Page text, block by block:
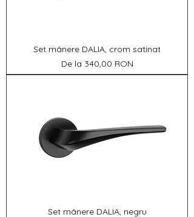
Set mânere DALIA, crom satinat
De la 340,00 RON
Preț redus
Set mânere DALIA, negru